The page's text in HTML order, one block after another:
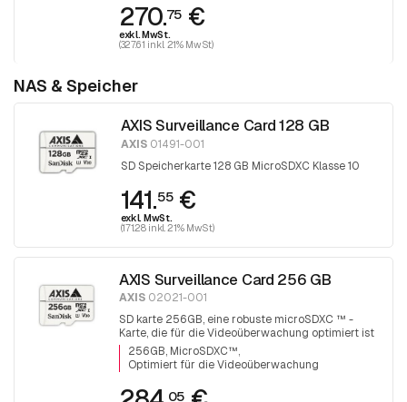
270.75 €
exkl. MwSt.
(327.61 inkl. 21% MwSt)
NAS & Speicher
AXIS Surveillance Card 128 GB
AXIS01491-001
SD Speicherkarte 128 GB MicroSDXC Klasse 10
141.55 €
exkl. MwSt.
(171.28 inkl. 21% MwSt)
AXIS Surveillance Card 256 GB
AXIS 02021-001
SD karte 256GB, eine robuste microSDXC ™ -
Karte, die für die Videoüberwachung optimiert ist
256GB, MicroSDXC™
Optimiert für die Videoüberwachung
05